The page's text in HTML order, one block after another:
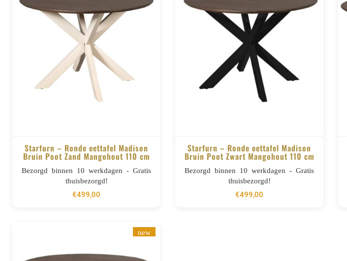
BESTELLEN
Starfurn – Ronde eettafel Madison
Bruin Poot Zand Mangohout 110 cm
Bezorgd binnen 10 werkdagen - Gratis
thuisbezorgd!
€499,00
BESTELLEN
Starfurn – Ronde eettafel Madison
Bruin Poot Zwart Mangohout 110 cm
Bezorgd binnen 10 werkdagen - Gratis
thuisbezorgd!
€499,00
new